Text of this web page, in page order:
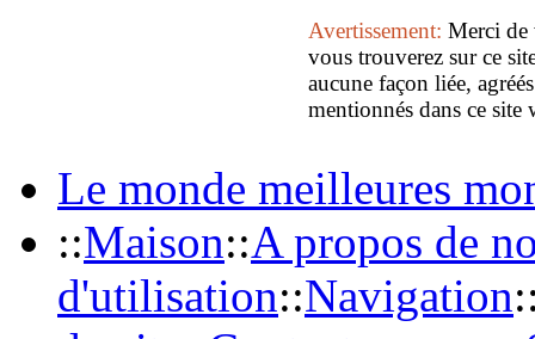
Avertissement: Merci de
vous trouverez sur ce
aucune façon liée,
mentionnés dans ce site
Le monde meilleures
::Maison::A propos de
d'utilisation::Navigation